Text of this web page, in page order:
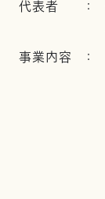
代表者
：
事業内容 ：